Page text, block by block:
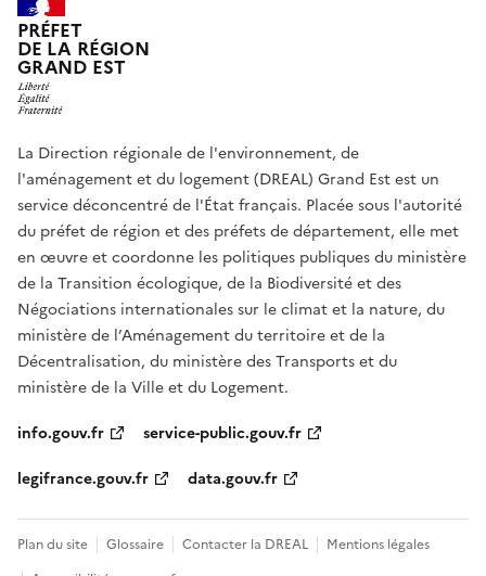
PRÉFET
DE LA RÉGION
GRAND EST
La Direction régionale de l'environnement, de
l'aménagement et du logement (DREAL) Grand Est est un
service déconcentré de l'État français. Placée sous l'autorité
du préfet de région et des préfets de département, elle met
en œuvre et coordonne les politiques publiques du ministère
de la Transition écologique, de la Biodiversité et des
Négociations internationales sur le climat et la nature, du
ministère de l’Aménagement du territoire et de la
Décentralisation, du ministère des Transports et du
ministère de la Ville et du Logement.
info.gouv.fr
service-public.gouv.fr
legifrance.gouv.fr
data.gouv.fr
Plan du site Glossaire Contacter la DREAL
Mentions légales